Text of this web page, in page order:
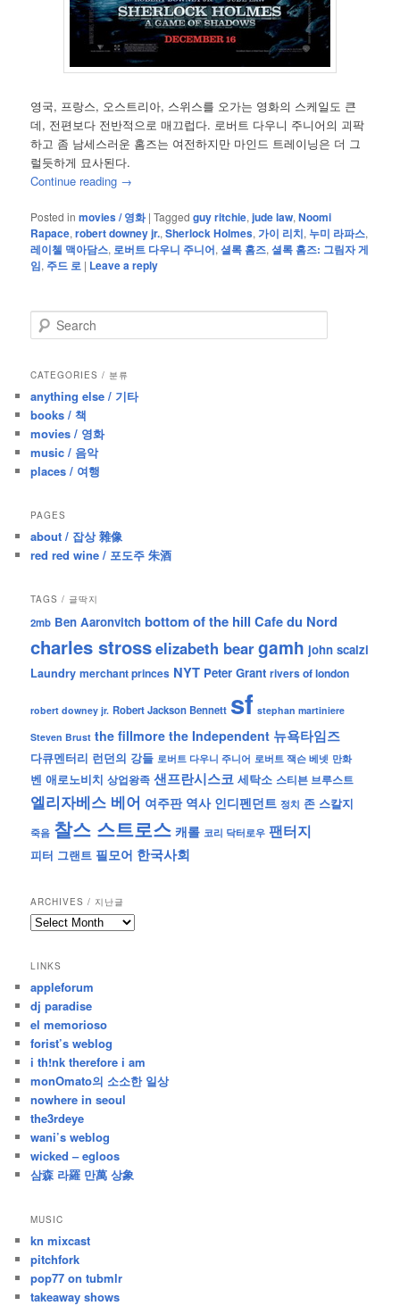
영국, 프랑스, 오스트리아, 스위스를 오가는 영화의 스케일도 큰
데, 전편보다 전반적으로 매끄럽다. 로버트 다우니 주니어의 괴팍
하고 좀 남세스러운 홈즈는 여전하지만 마인드 트레이닝은 더 그
럴듯하게 묘사된다.
Continue reading →
Posted in movies / 영화 |Tagged guy ritchie,jude law,Noomi
Rapace,robert downey jr.,Sherlock Holmes,가이 리치, 누미 라파스,
레이첼 맥아담스, 로버트 다우니 주니어,셜록 홈즈,셜록 홈즈: 그림자 게
임, 주드 로 | Leave a reply
e
r
h
CATEGORIES / 분류
anything else / 기타
books / 책
movies / 영화
music / 음악
places / 여행
PAGES
about / 잡상 雜像
red red wine / 포도주 朱酒
TAGS / 글딱지
2mb Ben Aaronvitch bottom of the hill Cafe du Nord
charles strosselizabeth beargamh john scalzi
Laundry merchant princes NYT Peter Grant rivers of london
robert downey jr. Robert Jackson Bennett sf stephan martiniere
Steven Brust the fillmore the Independent 뉴욕타임즈
다큐멘터리 런던의 강들 로버트 다우니 주니어 로버트 잭슨 베넷 만화
벤 애로노비치 상업왕족 샌프란시스코 세탁소 스티븐 브루스트
엘리자베스 베어 여주판 역사 인디펜던트 정치 존 스칼지
죽음 찰스 스트로스 캐롤 코리 닥터로우 팬터지
피터 그랜트 필모어 한국사회
ARCHIVES / 지난글
archives
난
글
LINKS
appleforum
dj paradise
el memorioso
forist’s weblog
i th!nk therefore i am
monOmato의 소소한 일상
nowhere in seoul
the3rdeye
wani’s weblog
wicked – egloos
삼森 라羅 만萬 상象
MUSIC
kn mixcast
pitchfork
pop77 on tubmlr
takeaway shows